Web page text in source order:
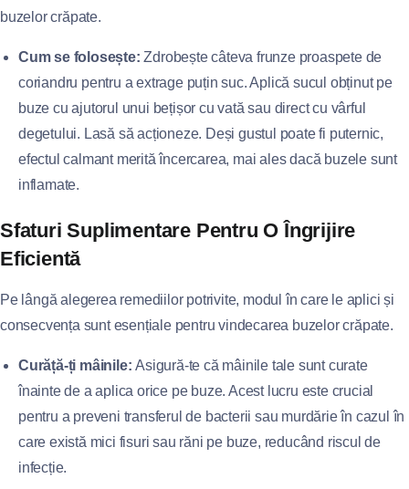
buzelor crăpate.
Cum se folosește: Zdrobește câteva frunze proaspete de
coriandru pentru a extrage puțin suc. Aplică sucul obținut pe
buze cu ajutorul unui bețișor cu vată sau direct cu vârful
degetului. Lasă să acționeze. Deși gustul poate fi puternic,
efectul calmant merită încercarea, mai ales dacă buzele sunt
inflamate.
Sfaturi Suplimentare Pentru O Îngrijire
Eficientă
Pe lângă alegerea remediilor potrivite, modul în care le aplici și
consecvența sunt esențiale pentru vindecarea buzelor crăpate.
Curăță-ți mâinile: Asigură-te că mâinile tale sunt curate
înainte de a aplica orice pe buze. Acest lucru este crucial
pentru a preveni transferul de bacterii sau murdărie în cazul în
care există mici fisuri sau răni pe buze, reducând riscul de
infecție.